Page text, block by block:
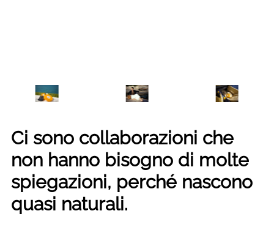
Ci sono collaborazioni che
non hanno bisogno di molte
spiegazioni, perché nascono
quasi naturali.